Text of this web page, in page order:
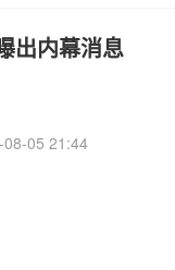
出内幕消息
08-05 21:44